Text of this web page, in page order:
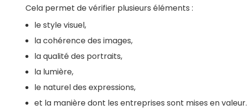
Cela permet de vérifier plusieurs éléments :
le style visuel,
la cohérence des images,
la qualité des portraits,
la lumière,
le naturel des expressions,
et la manière dont les entreprises sont mises en valeur.